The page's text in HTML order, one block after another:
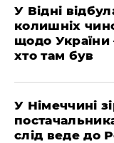
​У Відні
колишніх
щодо України
хто там був
​У Німеччині
слід веде до